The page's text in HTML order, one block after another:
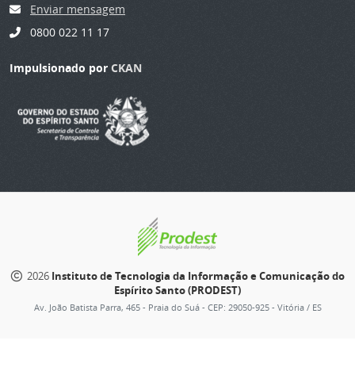
Enviar mensagem
0800 022 11 17
Impulsionado por CKAN
2026 Instituto de Tecnologia da Informação e Comunicação do
Espírito Santo (PRODEST)
Av. João Batista Parra, 465 - Praia do Suá - CEP: 29050-925 - Vitória / ES